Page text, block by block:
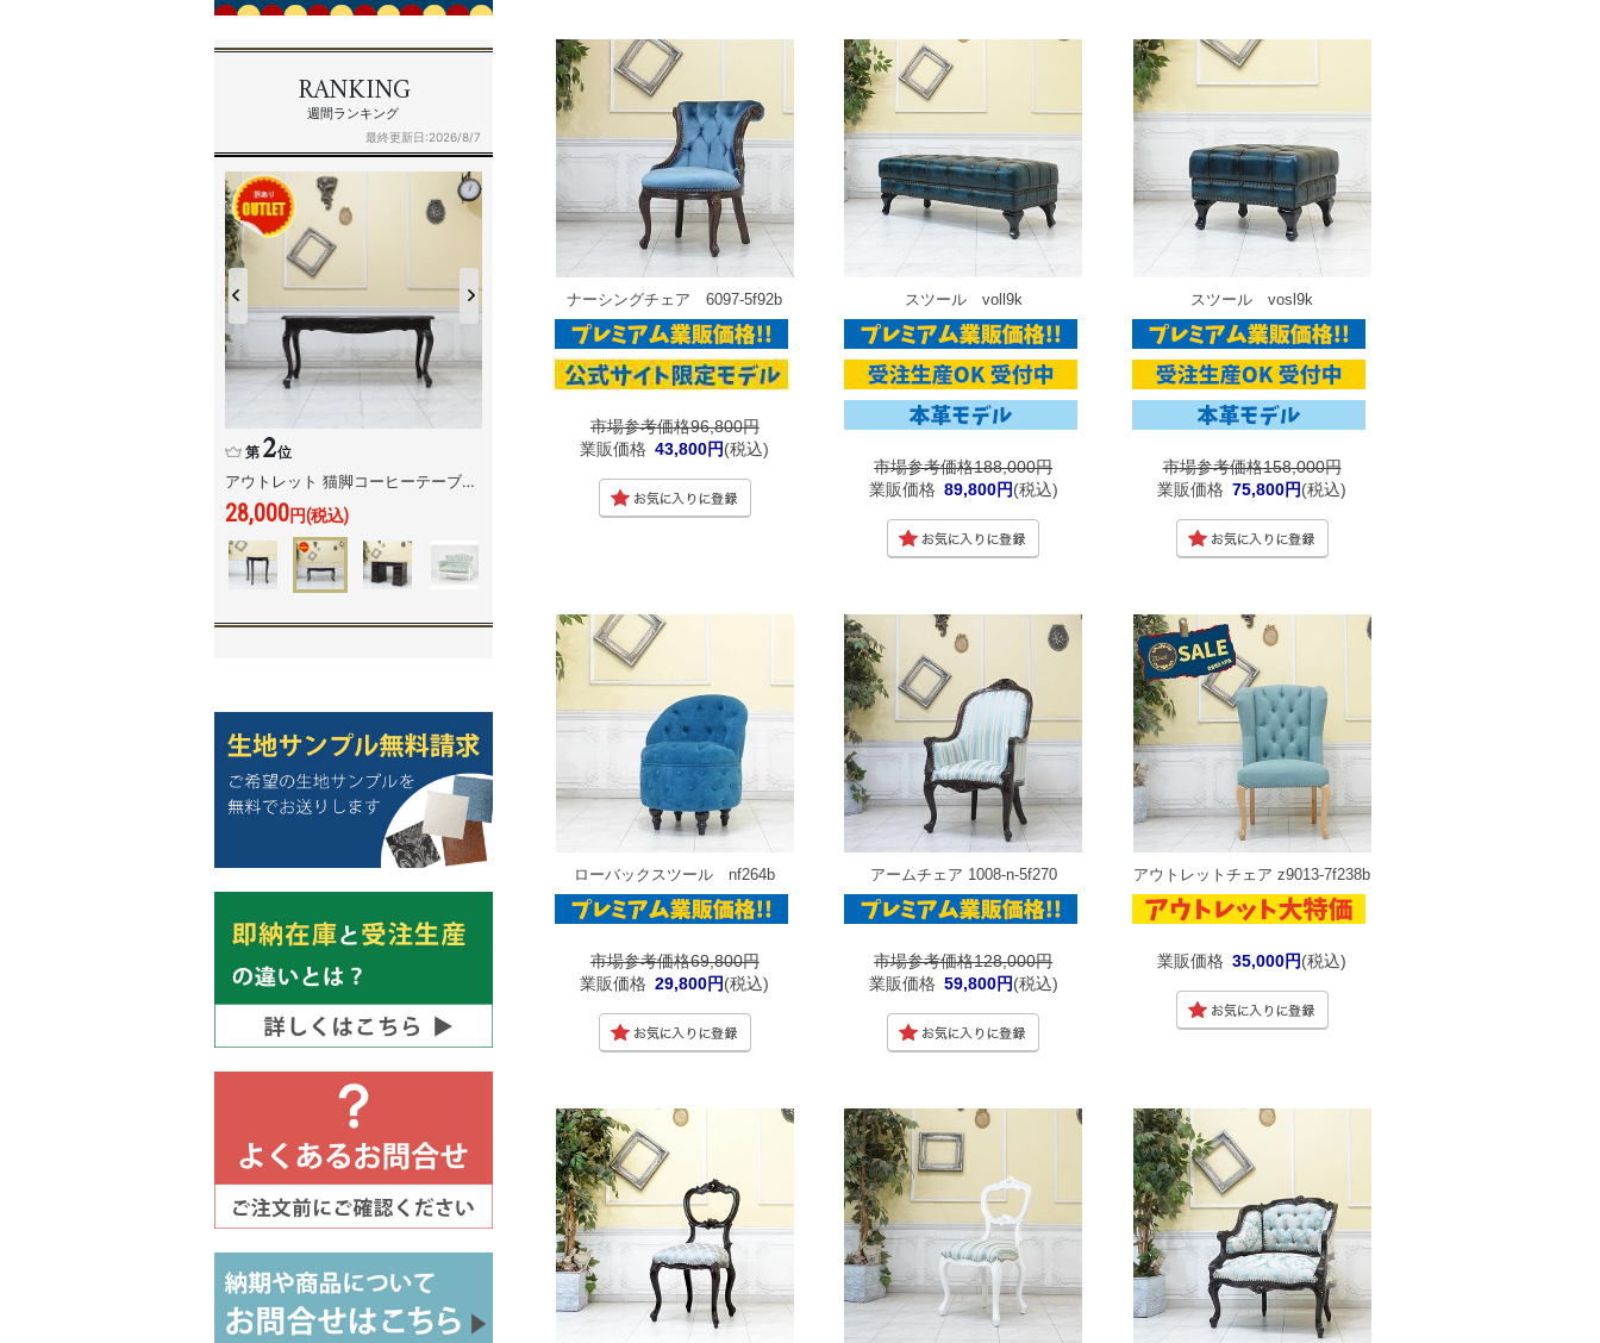
ナーシングチェア 6097-5f92b
市場参考価格96,800円
業販価格 43,800円(税込)
スツール voll9k
市場参考価格188,000円
業販価格 89,800円(税込)
スツール vosl9k
市場参考価格158,000円
業販価格 75,800円(税込)
ローバックスツール nf264b
市場参考価格69,800円
業販価格 29,800円(税込)
アームチェア 1008-n-5f270
市場参考価格128,000円
業販価格 59,800円(税込)
アウトレットチェア z9013-7f238b
業販価格 35,000円(税込)